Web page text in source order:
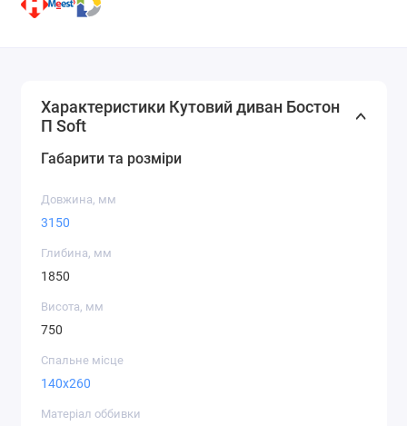
Характеристики Кутовий диван Бостон
П Soft
Габарити та розміри
Довжина, мм
3150
Глибина, мм
1850
Висота, мм
750
Спальне місце
140x260
Матеріал оббивки